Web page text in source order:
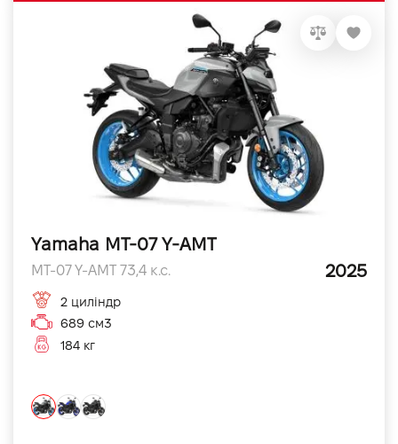
Yamaha MT-07 Y-AMT
MT-07 Y-AMT 73,4 к.с. 2025
2 циліндр
689 см3
184 кг